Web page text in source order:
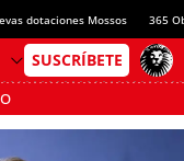
dotaciones Mossos 365